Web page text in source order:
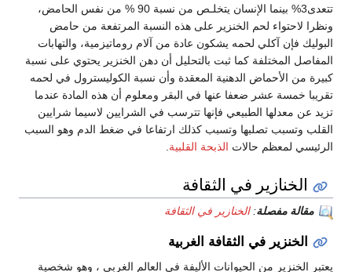
تتعدى3% بينما الإنسان يتخلـص من نسبة 90 % من نفس الحامض،
ونظرا لاحتواء لحم الخنزير على هذه النسبة المرتفعة من حامض
البوليك فإن آكلي لحمه يشكون عادة من آلام روماتيزمية، والتهابات
المفاصل المختلفة كما ثبت بالتحليل أن دهن الخنزير يحتوي على نسبة
كبيرة من الأحماض الدهنية المعقدة وأن نسبة الكوليسترول في لحمه
تقريبا خمسة عشر ضعفا عنها في البقر ومعلوم أن هذه المادة عندما
تزيد عن معدلها الطبيعي فإنها تترسب في الشرايين لاسيما شرايين
القلب وتسبب تصلبها وتسبب كذلك ارتفاعا في ضغط الدم وهو السبب
الرئيسي لمعظم حالات الذبحة القلبية
الخنازير في الثقافة
مقالة مفصلة:الخنازير في الثقافة
الخنزير في الثقافة الغربية
يعتبر الخنزير من الحيوانات الأليفة في العالم الغربي ، وهو شخصية